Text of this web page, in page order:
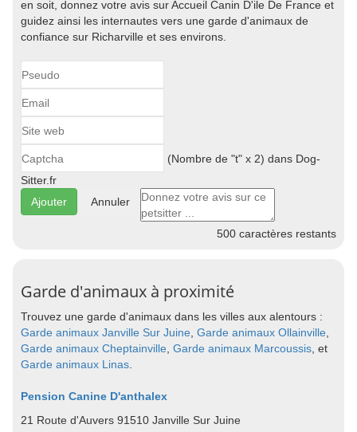
en soit, donnez votre avis sur Accueil Canin D'ile De France et
guidez ainsi les internautes vers une garde d'animaux de
confiance sur Richarville et ses environs.
(Nombre de "t" x 2) dans Dog-
Sitter.fr
Annuler
500 caractères restants
Garde d'animaux à proximité
Trouvez une garde d'animaux dans les villes aux alentours :
Garde animaux Janville Sur Juine Garde animaux Ollainville
Garde animaux Cheptainville Garde animaux Marcoussis , et
Garde animaux Linas
Pension Canine D'anthalex
21 Route d'Auvers 91510 Janville Sur Juine